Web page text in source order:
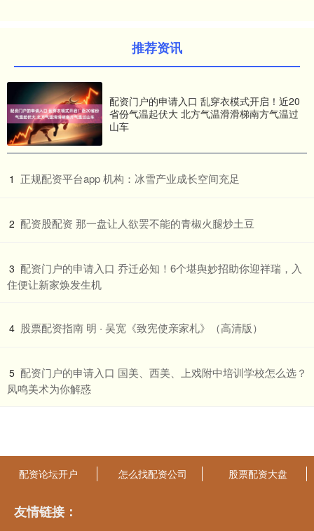
推荐资讯
配资门户的申请入口 乱穿衣模式开启！近20
省份气温起伏大 北方气温滑滑梯南方气温过
山车
1 ​正规配资平台app 机构：冰雪产业成长空间充足
2 ​配资股配资 那一盘让人欲罢不能的青椒火腿炒土豆
3 ​配资门户的申请入口 乔迁必知！6个堪舆妙招助你迎祥瑞，入
住便让新家焕发生机
4 ​股票配资指南 明 · 吴宽《致宪使亲家札》（高清版）
5 ​配资门户的申请入口 国美、西美、上戏附中培训学校怎么选？
凤鸣美术为你解惑
配资论坛开户 怎么找配资公司 股票配资大盘
友情链接：